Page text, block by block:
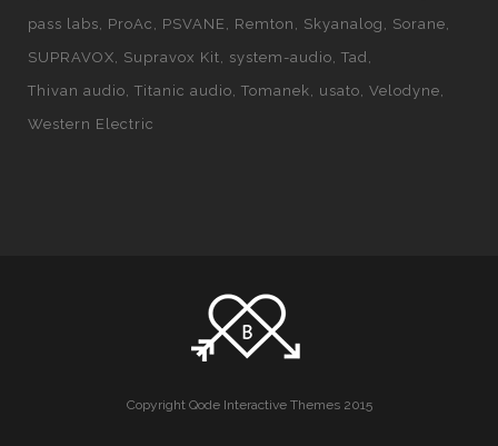
pass labs
ProAc PSVANE Remton Skyanalog
Sorane
SUPRAVOX
Supravox Kit system-audio Tad
Thivan audio Titanic audio Tomanek usato Velodyne
Western Electric
Copyright Qode Interactive Themes 2015